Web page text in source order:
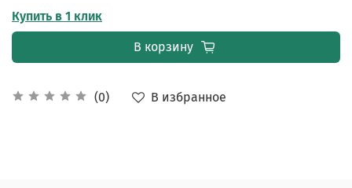
(0) В избранное
Купить в 1 клик
В корзину